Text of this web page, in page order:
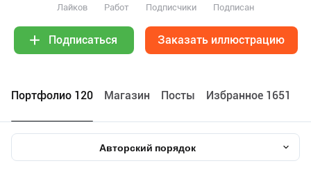
Лайков Работ Подписчики Подписан
Подписаться Заказать иллюстрацию
Портфолио 120 Maгазин Посты Избранное 1651
Авторский порядок